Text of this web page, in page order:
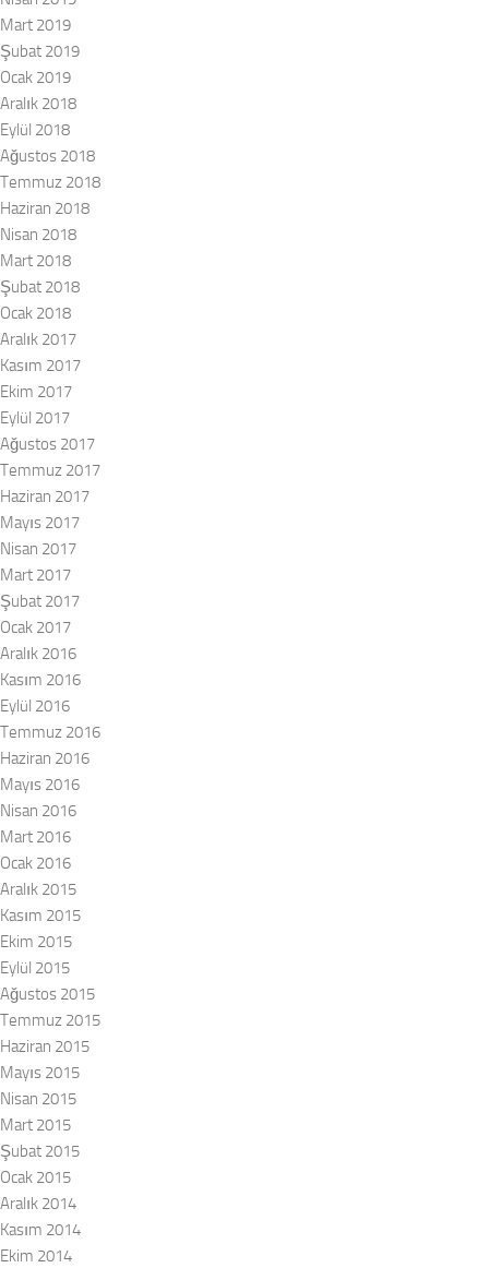
Mart 2019
Şubat 2019
Ocak 2019
Aralık 2018
Eylül 2018
Ağustos 2018
Temmuz 2018
Haziran 2018
Nisan 2018
Mart 2018
Şubat 2018
Ocak 2018
Aralık 2017
Kasım 2017
Ekim 2017
Eylül 2017
Ağustos 2017
Temmuz 2017
Haziran 2017
Mayıs 2017
Nisan 2017
Mart 2017
Şubat 2017
Ocak 2017
Aralık 2016
Kasım 2016
Eylül 2016
Temmuz 2016
Haziran 2016
Mayıs 2016
Nisan 2016
Mart 2016
Ocak 2016
Aralık 2015
Kasım 2015
Ekim 2015
Eylül 2015
Ağustos 2015
Temmuz 2015
Haziran 2015
Mayıs 2015
Nisan 2015
Mart 2015
Şubat 2015
Ocak 2015
Aralık 2014
Kasım 2014
Ekim 2014